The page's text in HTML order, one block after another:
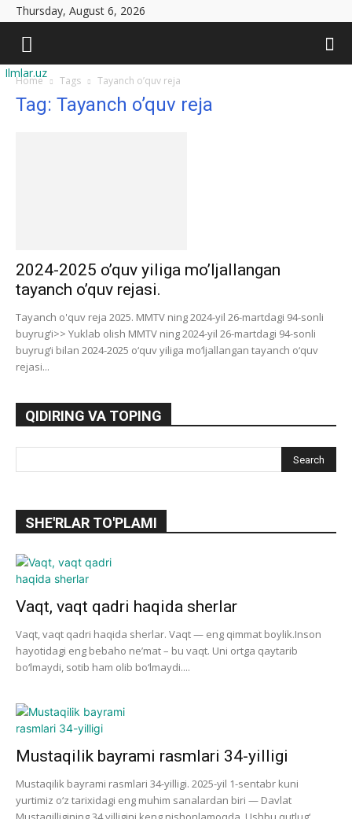
Thursday, August 6, 2026
Ilmlar.uz
Home Tags Tayanch o’quv reja
Tag: Tayanch o’quv reja
2024-2025 o’quv yiliga mo’ljallangan
tayanch o’quv rejasi.
Tayanch o'quv reja 2025. MMTV ning 2024-yil 26-martdagi 94-sonli
buyrug‘i>> Yuklab olish MMTV ning 2024-yil 26-martdagi 94-sonli
buyrug‘i bilan 2024-2025 o‘quv yiliga mo‘ljallangan tayanch o‘quv
rejasi...
QIDIRING VA TOPING
SHE'RLAR TO'PLAMI
Vaqt, vaqt qadri haqida sherlar
Vaqt, vaqt qadri haqida sherlar. Vaqt — eng qimmat boylik.Inson
hayotidagi eng bebaho ne’mat – bu vaqt. Uni ortga qaytarib
bo‘lmaydi, sotib ham olib bo‘lmaydi....
Mustaqilik bayrami rasmlari 34-yilligi
Mustaqilik bayrami rasmlari 34-yilligi. 2025-yil 1-sentabr kuni
yurtimiz o‘z tarixidagi eng muhim sanalardan biri — Davlat